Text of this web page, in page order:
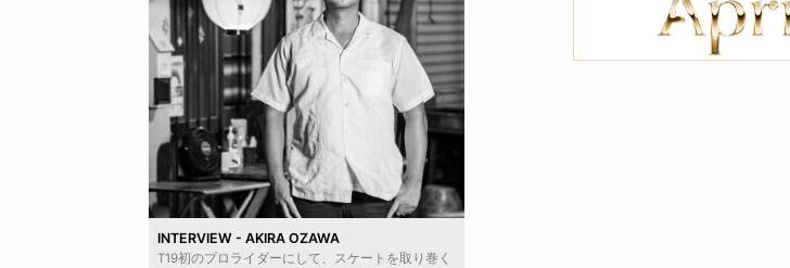
INTERVIEW - AKIRA OZAWA
T19初のプロライダーにして、スケートを取り巻く